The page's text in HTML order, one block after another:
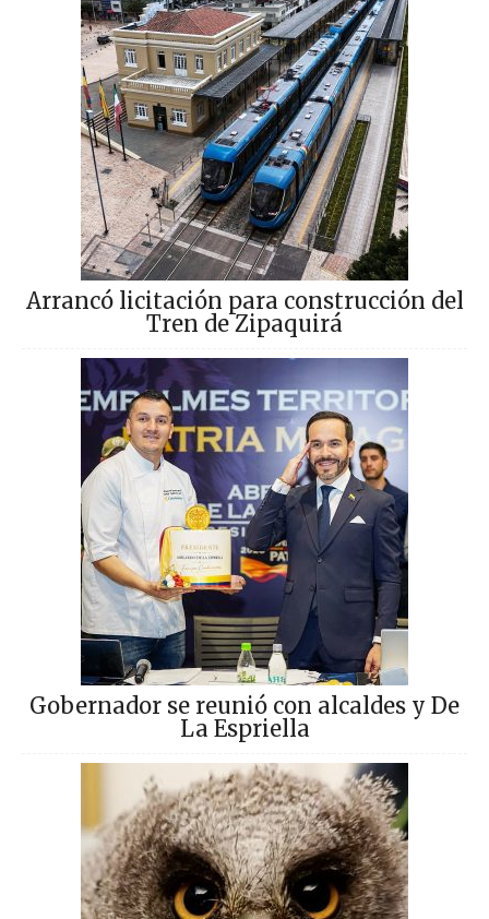
Arrancó licitación para construcción del
Tren de Zipaquirá
Gobernador se reunió con alcaldes y De
La Espriella